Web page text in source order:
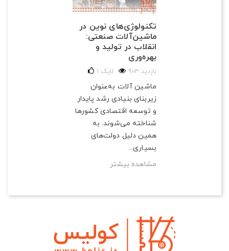
تکنولوژی‌های نوین در
ماشین‌آلات صنعتی:
انقلاب در تولید و
بهره‌وری
903 بازدید 1 لایک
ماشین آلات به‌عنوان
زیربنای بنیادی رشد پایدار
و توسعه اقتصادی کشورها
شناخته می‌شوند. به
همین دلیل دولت‌های
بسیاری...
مشاهده بیشتر